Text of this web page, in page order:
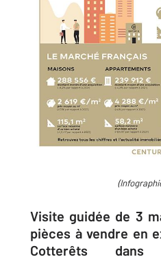
Visite guidée de 3
pièces à vendre en
Cotterêts